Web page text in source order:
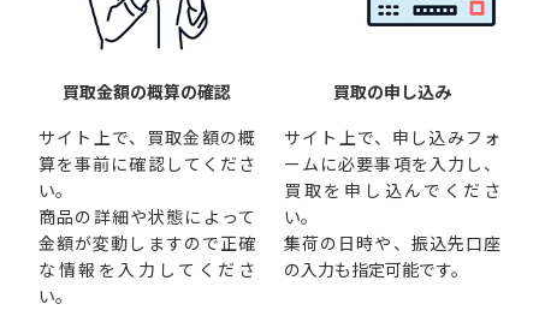
買取金額の概算の確認
サイト上で、買取金額の概
算を事前に確認してくださ
い。
商品の詳細や状態によって
金額が変動しますので正確
な情報を入力してくださ
い。
買取の申し込み
サイト上で、申し込みフォ
ームに必要事項を入力し、
買取を申し込んでくださ
い。
集荷の日時や、振込先口座
の入力も指定可能です。